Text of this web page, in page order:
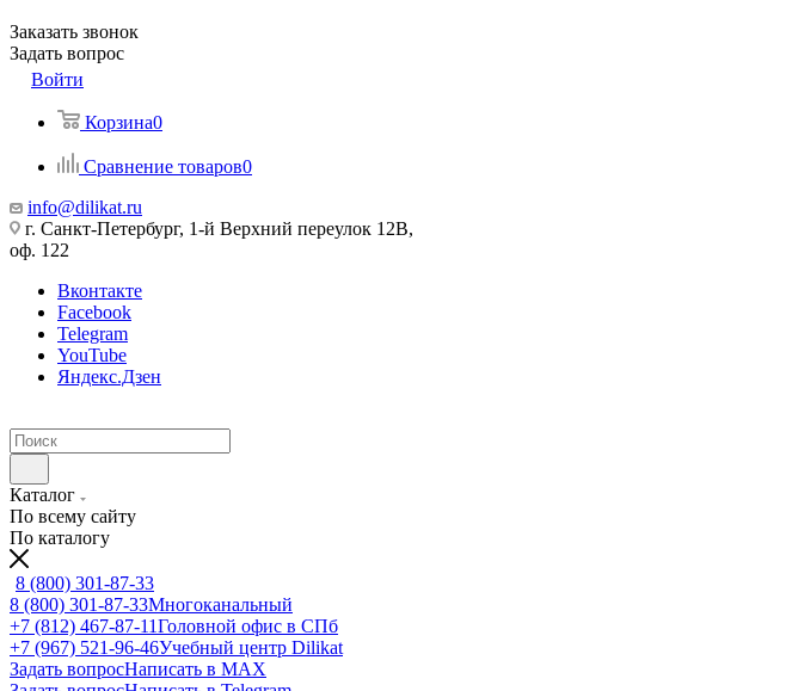
Заказать звонок
Задать вопрос
Войти
Корзина0
Сравнение товаров0
info@dilikat.ru
г. Санкт-Петербург, 1-й Верхний переулок 12В,
оф. 122
Вконтакте
Facebook
Telegram
YouTube
Яндекс.Дзен
Каталог
По всему сайту
По каталогу
8 (800) 301-87-33
8 (800) 301-87-33Многоканальный
+7 (812) 467-87-11Головной офис в СПб
+7 (967) 521-96-46Учебный центр Dilikat
Задать вопросНаписать в MAX